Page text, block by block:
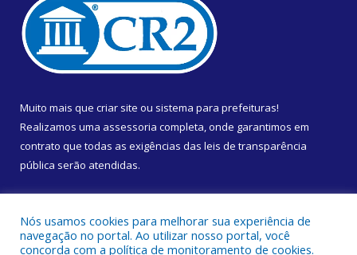
Muito mais que criar site ou sistema para prefeituras!
Realizamos uma assessoria completa, onde garantimos em
contrato que todas as exigências das leis de transparência
pública serão atendidas.
Nós usamos cookies para melhorar sua experiência de
navegação no portal. Ao utilizar nosso portal, você
concorda com a política de monitoramento de cookies.